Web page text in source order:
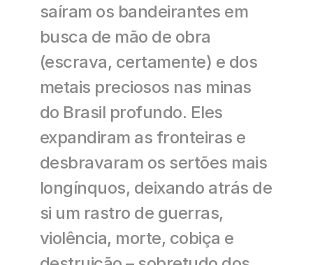
saíram os bandeirantes em
busca de mão de obra
(escrava, certamente) e dos
metais preciosos nas minas
do Brasil profundo. Eles
expandiram as fronteiras e
desbravaram os sertões mais
longínquos, deixando atrás de
si um rastro de guerras,
violência, morte, cobiça e